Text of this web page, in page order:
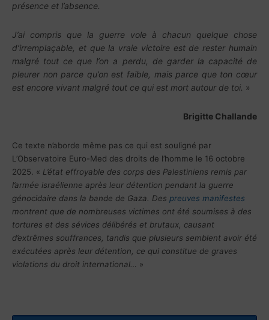
présence et l’absence.
J’ai compris que la guerre vole à chacun quelque chose
d’irremplaçable, et que la vraie victoire est de rester humain
malgré tout ce que l’on a perdu, de garder la capacité de
pleurer non parce qu’on est faible, mais parce que ton cœur
est encore vivant malgré tout ce qui est mort autour de toi. »
Brigitte Challande
Ce texte n’aborde même pas ce qui est souligné par
L’Observatoire Euro-Med des droits de l’homme le 16 octobre
2025. « L’état effroyable des corps des Palestiniens remis par
l’armée israélienne après leur détention pendant la guerre
génocidaire dans la bande de Gaza. Des preuves manifestes
montrent que de nombreuses victimes ont été soumises à des
tortures et des sévices délibérés et brutaux, causant
d’extrêmes souffrances, tandis que plusieurs semblent avoir été
exécutées après leur détention, ce qui constitue de graves
violations du droit international… »